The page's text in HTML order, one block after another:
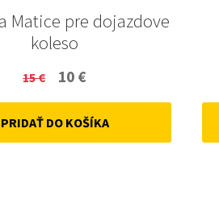
Matice pre dojazdove
koleso
15€
Original
price
was:
10 €Current
price
is:
PRIDAŤ DO KOŠÍKA